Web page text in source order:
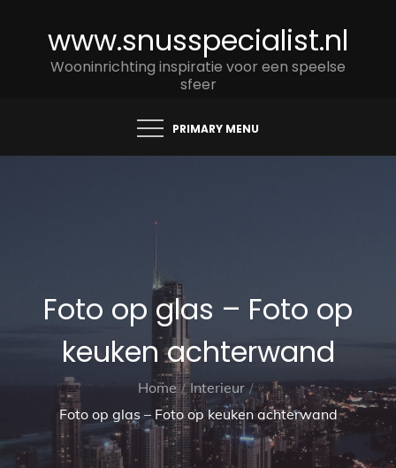
www.snusspecialist.nl
Wooninrichting inspiratie voor een speelse
sfeer
PRIMARY MENU
Foto op glas – Foto op
keuken achterwand
Home
Interieur
Foto op glas – Foto op keuken achterwand